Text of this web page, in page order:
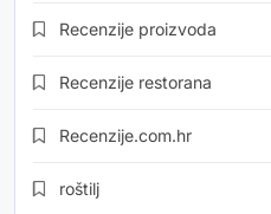
Recenzije proizvoda
Recenzije restorana
Recenzije.com.hr
roštilj